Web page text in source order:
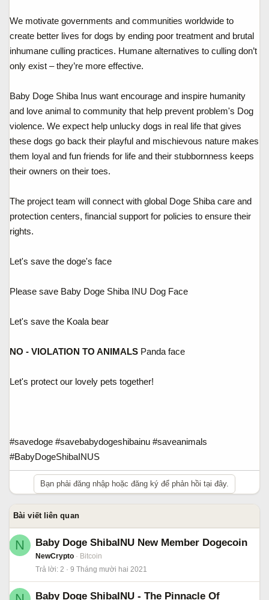
We motivate governments and communities worldwide to
create better lives for dogs by ending poor treatment and brutal
inhumane culling practices. Humane alternatives to culling don’t
only exist – they’re more effective.
Baby Doge Shiba Inus want encourage and inspire humanity
and love animal to community that help prevent problem's Dog
violence. We expect help unlucky dogs in real life that gives
these dogs go back their playful and mischievous nature makes
them loyal and fun friends for life and their stubbornness keeps
their owners on their toes.
The project team will connect with global Doge Shiba care and
protection centers, financial support for policies to ensure their
rights.
Let's save the doge's face
Please save Baby Doge Shiba INU Dog Face
Let's save the Koala bear
NO - VIOLATION TO ANIMALS Panda face
Let's protect our lovely pets together!
#savedoge #savebabydogeshibainu #saveanimals
#BabyDogeShibaINUS
Bạn phải đăng nhập hoặc đăng ký để phản hồi tại đây.
Bài viết liên quan
N Baby Doge ShibaINU New Member Dogecoin
NewCrypto
Bitcoin
Trả lời 2 9 Tháng mười hai 2021
Baby Doge ShibaINU - The Pinnacle Of